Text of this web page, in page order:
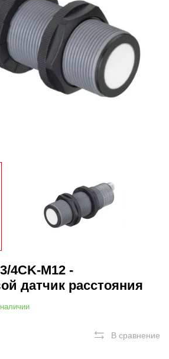
4CK-M12 -
датчик расстояния
В сравнение